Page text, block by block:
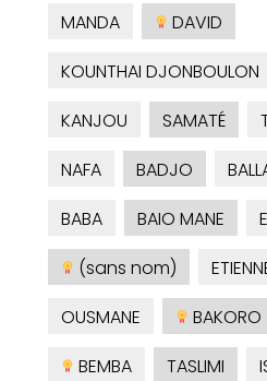
MANDA
DAVID
KOUNTHAI DJONBOULON
KANJOU
SAMATÉ
NAFA
BADJO
BABA
BAIO MANE
(sans nom)
OUSMANE
BAKORO
BEMBA
TASLIMI